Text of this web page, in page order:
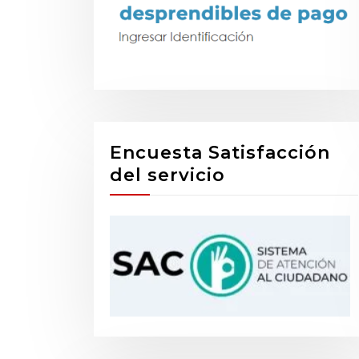
Encuesta Satisfacción
del servicio